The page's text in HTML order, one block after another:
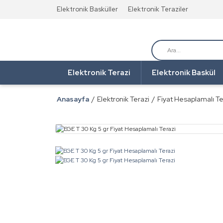
Elektronik Basküller Elektronik Teraziler
Elektronik Terazi Elektronik Baskül
Anasayfa Elektronik Terazi Fiyat Hesaplamalı